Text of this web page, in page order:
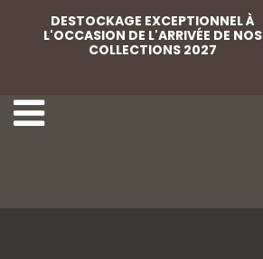
DESTOCKAGE EXCEPTIONNEL À
L'OCCASION DE L'ARRIVÉE DE NOS
COLLECTIONS 2027